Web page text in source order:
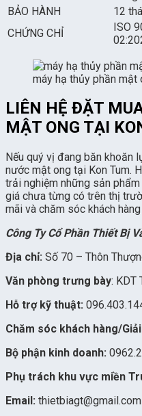
BẢO HÀNH
12
CHỨNG CHỈ
ISO
máy hạ thủy phần mật
LIÊN HỆ ĐẶT
MẬT ONG TẠI
Nếu quý vị đang băn khoăn
nước mật ong tại Kon Tum.
trải nghiệm những sản
giá chưa từng có trên thị
mãi và chăm sóc khách
Công Ty Cổ Phần Thiết Bị
Địa chỉ: Số 70 – Thôn
Văn phòng trưng bày: KDT
Hỗ trợ kỹ thuật:
Chăm sóc khách hàng/
Bộ phận kinh doanh:
Phụ trách khu vực miền
Email: thietbiagt@gmail.com